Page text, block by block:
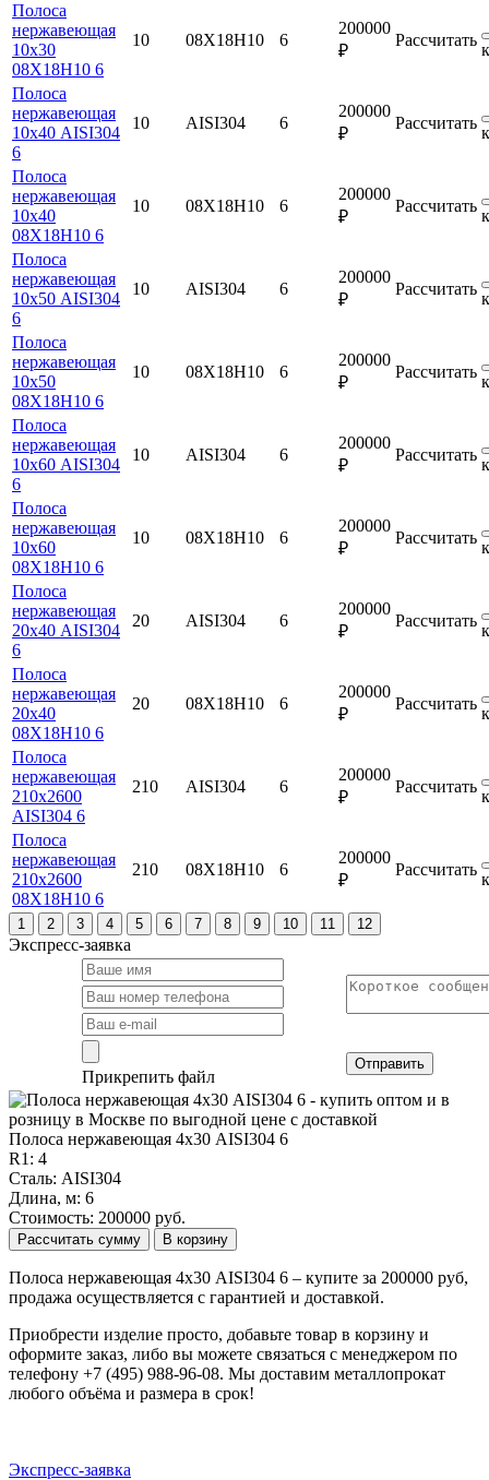
Полоса
нержавеющая
10х30
08Х18Н10 6
10 08Х18Н10 6
200000
₽
Рассчитать
Полоса
нержавеющая
10х40 AISI304
6
10 AISI304 6
200000
₽
Рассчитать
Полоса
нержавеющая
10х40
08Х18Н10 6
10 08Х18Н10 6
200000
₽
Рассчитать
Полоса
нержавеющая
10х50 AISI304
6
10 AISI304 6
200000
₽
Рассчитать
Полоса
нержавеющая
10х50
08Х18Н10 6
10 08Х18Н10 6
200000
₽
Рассчитать
Полоса
нержавеющая
10х60 AISI304
6
10 AISI304 6
200000
₽
Рассчитать
Полоса
нержавеющая
10х60
08Х18Н10 6
10 08Х18Н10 6
200000
₽
Рассчитать
Полоса
нержавеющая
20х40 AISI304
6
20 AISI304 6
200000
₽
Рассчитать
Полоса
нержавеющая
20х40
08Х18Н10 6
20 08Х18Н10 6
200000
₽
Рассчитать
Полоса
нержавеющая
210х2600
AISI304 6
210 AISI304 6
200000
₽
Рассчитать
Полоса
нержавеющая
210х2600
08Х18Н10 6
210 08Х18Н10 6
200000
₽
Рассчитать
1 2 3 4 5 6 7 8 9 10 11 12
Экспресс-заявка
Прикрепить файл
Отправить
Полоса нержавеющая 4х30 AISI304 6
R1: 4
Сталь: AISI304
Длина, м: 6
Стоимость: 200000 руб.
Рассчитать сумму В корзину
Полоса нержавеющая 4х30 AISI304 6 – купите за 200000 руб,
продажа осуществляется с гарантией и доставкой.
Приобрести изделие просто, добавьте товар в корзину и
оформите заказ, либо вы можете связаться с менеджером по
телефону +7 (495) 988-96-08. Мы доставим металлопрокат
любого объёма и размера в срок!
Экспресс-заявка